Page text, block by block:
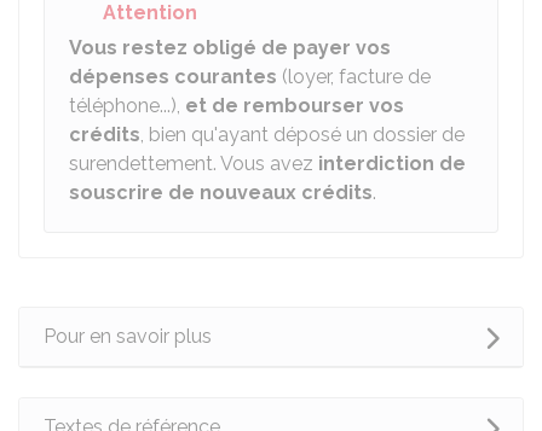
Attention
Vous restez obligé de payer vos
dépenses courantes (loyer, facture de
téléphone...), et de rembourser vos
crédits, bien qu'ayant déposé un dossier de
surendettement. Vous avez interdiction de
souscrire de nouveaux crédits.
Pour en savoir plus